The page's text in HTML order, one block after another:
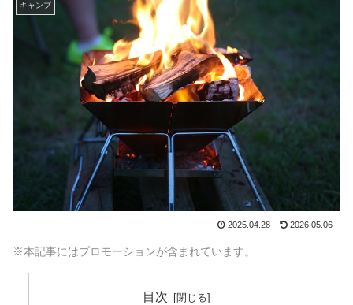
キャンプ
2025.04.28 2026.05.06
※本記事にはプロモーションが含まれています。
目次